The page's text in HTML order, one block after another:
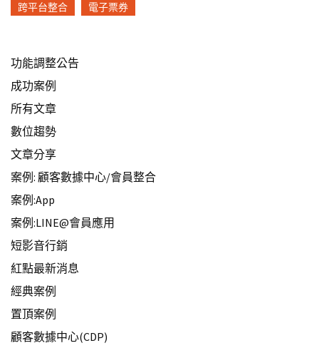
跨平台整合
電子票券
功能調整公告
成功案例
所有文章
數位趨勢
文章分享
案例: 顧客數據中心/會員整合
案例:App
案例:LINE@會員應用
短影音行銷
紅點最新消息
經典案例
置頂案例
顧客數據中心(CDP)